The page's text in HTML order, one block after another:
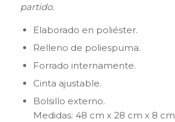
partido.
Elaborado en poliéster.
Relleno de poliespuma.
Forrado internamente.
Cinta ajustable.
Bolsillo externo.
Medidas: 48 cm x 28 cm x 8 cm